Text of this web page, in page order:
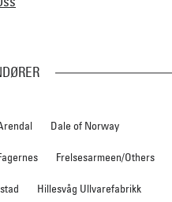
Dale of Norway
Frelsesarmeen/Others
Hillesvåg Ullvarefabrikk